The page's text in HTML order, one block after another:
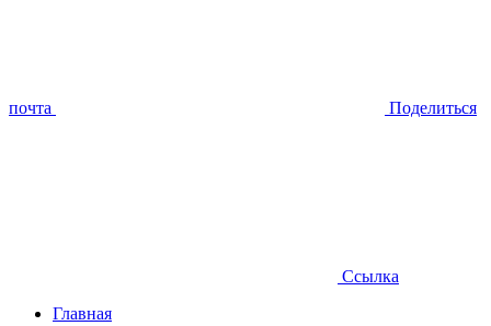
почта Поделиться
Ссылка
Главная